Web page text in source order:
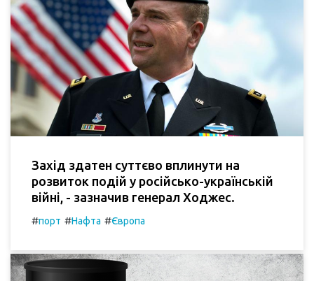
Захід здатен суттєво вплинути на
розвиток подій у російсько-українській
війні, - зазначив генерал Ходжес.
#порт #Нафта #Європа